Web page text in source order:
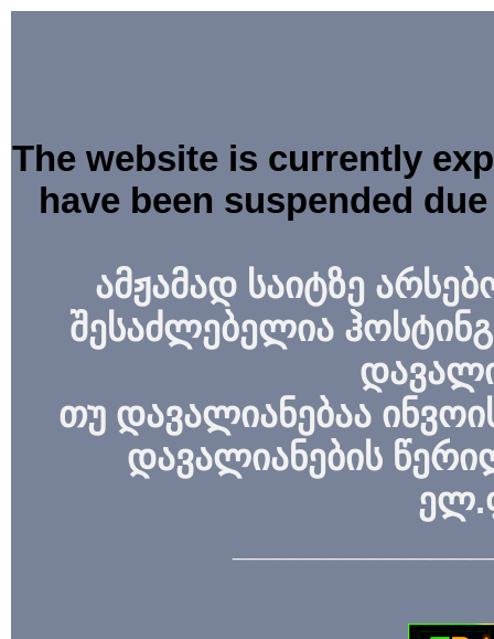
The website is currently
have been suspended
ამჟამად საიტზე
შესაძლებელია
თუ დავალიანებაა
დავალიანების